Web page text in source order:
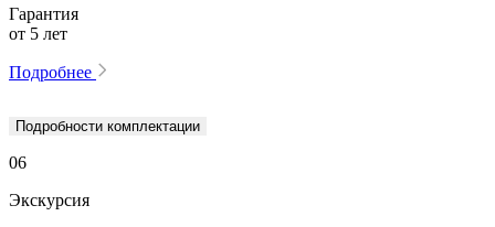
Гарантия
от 5 лет
Подробнее
Подробности комплектации
06
Экскурсия